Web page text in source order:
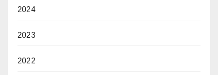
2024
2023
2022